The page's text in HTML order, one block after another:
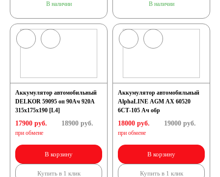
В наличии В наличии
Аккумулятор автомобильный
DELKOR 59095 оп 90Ач 920А
315х175х190 [L4]
17900 руб.
при обмене
18900руб.
В корзину
Купить в 1 клик
Аккумулятор автомобильный
AlphaLINE AGM AX 60520
6СТ-105 Ач обр
18000 руб.
при обмене
19000руб.
В корзину
Купить в 1 клик